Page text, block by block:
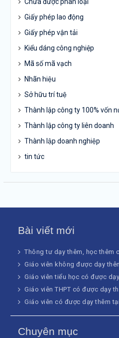
Giấy phép lao động
Giấy phép vận tải
Kiểu dáng công nghiệp
Mã số mã vạch
Nhãn hiệu
Sở hữu trí tuệ
Thành lập công ty 100% vốn
Thành lập công ty liên doanh
Thành lập doanh nghiệp
tin tức
Bài viết mới
Thông tư dạy thêm, học thêm
Giáo viên không được dạy
Giáo viên tiểu học có được
Giáo viên THPT có được dạy
Giáo viên có được dạy thêm
Chuyên mục